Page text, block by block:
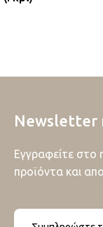
Newsletter
Εγγραφείτε στο
προϊόντα και